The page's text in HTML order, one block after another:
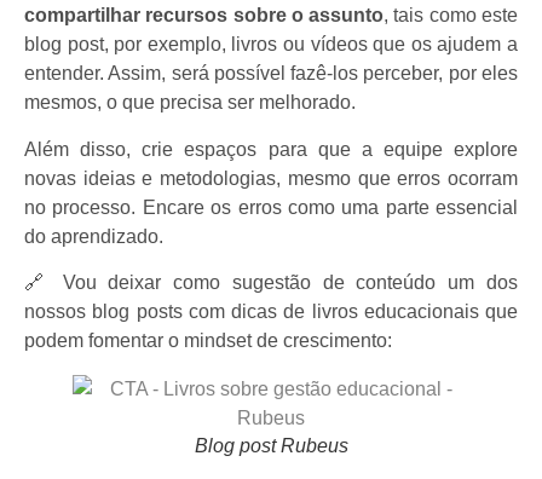
compartilhar recursos sobre o assunto, tais como este
blog post, por exemplo, livros ou vídeos que os ajudem a
entender. Assim, será possível fazê-los perceber, por eles
mesmos, o que precisa ser melhorado.
Além disso, crie espaços para que a equipe explore
novas ideias e metodologias, mesmo que erros ocorram
no processo. Encare os erros como uma parte essencial
do aprendizado.
🔗 Vou deixar como sugestão de conteúdo um dos
nossos blog posts com dicas de livros educacionais que
podem fomentar o mindset de crescimento:
Blog post Rubeus